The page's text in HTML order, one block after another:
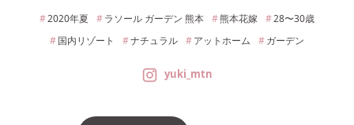
2020年夏 ラソール ガーデン 熊本 熊本花嫁 28〜30歳
国内リゾート
ナチュラル アットホーム ガーデン
yuki_mtn